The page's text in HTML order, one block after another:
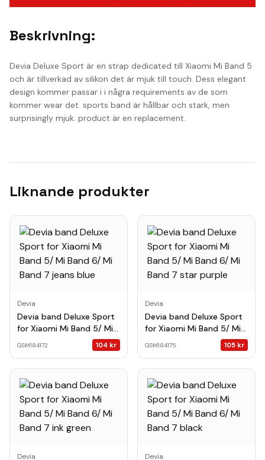
Beskrivning:
Devia Deluxe Sport är en strap dedicated till Xiaomi Mi Band 5
och är tillverkad av silikon det är mjuk till touch. Dess elegant
design kommer passar i i några requirements av de som
kommer wear det. sports band är hållbar och stark, men
surprisingly mjuk. product är en replacement.
Liknande produkter
Devia
Devia band Deluxe Sport
for Xiaomi Mi Band 5/ Mi
Band 6/ Mi Band 7 jeans
GSM184172 104 kr
Devia
Devia band Deluxe Sport
for Xiaomi Mi Band 5/ Mi
Band 6/ Mi Band 7 star
GSM184175 105 kr
Devia Devia